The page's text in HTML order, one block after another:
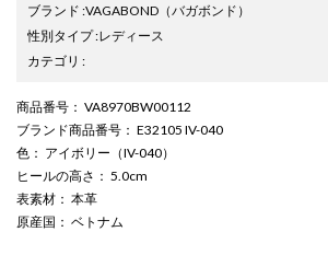
ブランド :VAGABOND （バガボンド）
性別タイプ:レディース
カテゴリ :
商品番号 ： VA8970BW00112
ブランド商品番号 ： E32105 IV-040
色 ： アイボリー（IV-040）
ヒールの高さ ： 5.0cm
表素材 ： 本革
原産国 ： ベトナム